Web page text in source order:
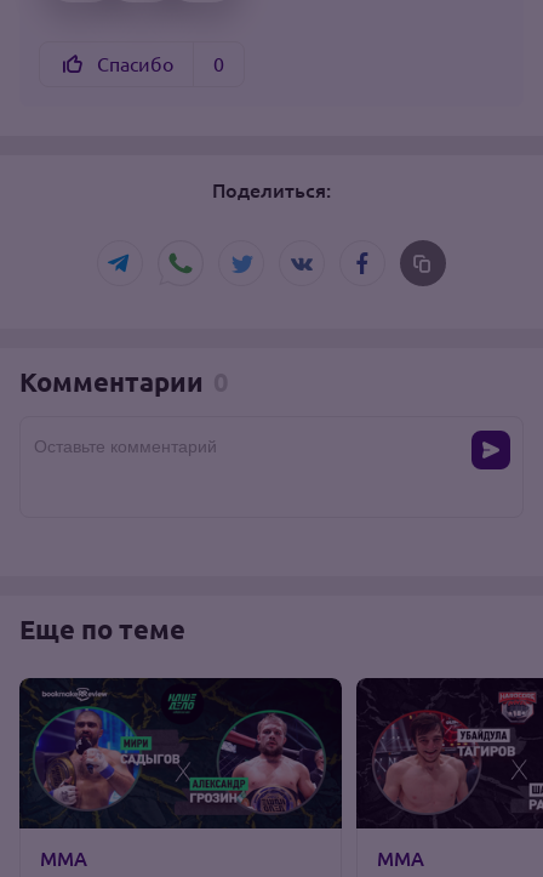
Спасибо 0
Поделиться:
Комментарии
Оставьте комментарий
Еще по теме
ММА ММА